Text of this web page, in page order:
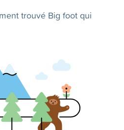
trouvé Big foot qui